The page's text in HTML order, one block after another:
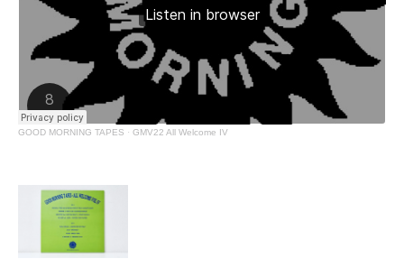
GOOD MORNING TAPES · GMV22 All Welcome IV